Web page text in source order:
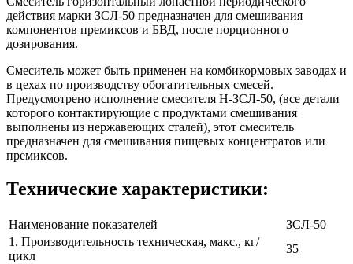
действия марки ЗСЛ-50 предназначен для смешивания
компонентов премиксов и БВД, после порционного
дозирования.
Смеситель может быть применен на комбикормовых заводах и
в цехах по производству обогатительных смесей.
Предусмотрено исполнение смесителя Н-ЗСЛ-50, (все детали
которого контактирующие с продуктами смешивания
выполнены из нержавеющих сталей), этот смеситель
предназначен для смешивания пищевых концентратов или
премиксов.
Технические характеристики:
Наименование показателей
ЗСЛ-50
1. Производительность техническая, макс., кг/
цикл
35